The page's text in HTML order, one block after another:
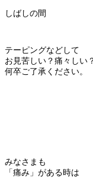
しばしの間
テーピングなどして
お見苦しい？痛々しい
何卒ご了承ください。
みなさまも
「痛み」がある時は